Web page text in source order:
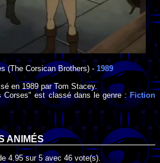
(The Corsican Brothers) - 1989
en 1989 parTom Stacey.
Corses" est classé dans le genre :Fiction
ANIMÉS
4.95sur5avec 46vote(s).